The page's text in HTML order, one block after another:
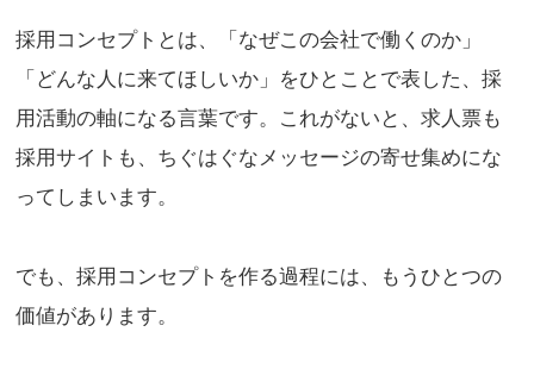
採用コンセプトとは、「なぜこの会社で働くのか」
「どんな人に来てほしいか」をひとことで表した、採
用活動の軸になる言葉です。これがないと、求人票も
採用サイトも、ちぐはぐなメッセージの寄せ集めにな
ってしまいます。
でも、採用コンセプトを作る過程には、もうひとつの
価値があります。